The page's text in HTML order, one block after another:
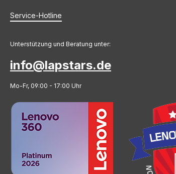
Service-Hotline
Unterstützung und Beratung unter:
info@lapstars.de
Mo-Fr, 09:00 - 17:00 Uhr